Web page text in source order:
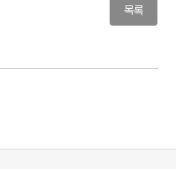
목록